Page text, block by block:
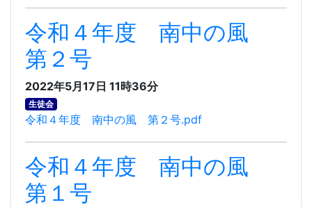
令和４年度 南中の風
第２号
2022年5月17日 11時36分
生徒会
令和４年度 南中の風 第２号.pdf
令和４年度 南中の風
第１号